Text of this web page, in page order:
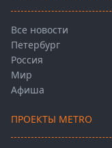
Все новости
Петербург
Россия
Мир
Афиша
ПРОЕКТЫ METRO